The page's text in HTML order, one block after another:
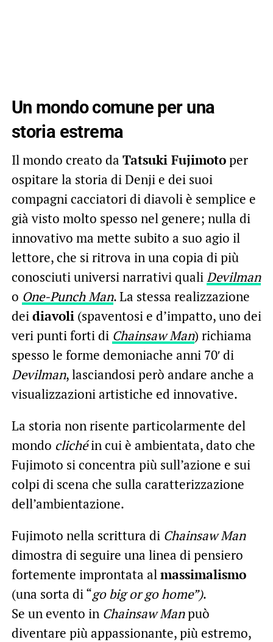
Un mondo comune per una
storia estrema
Il mondo creato da Tatsuki Fujimotoper
ospitare la storia di Denji e dei suoi
compagni cacciatori di diavoli è semplice e
già visto molto spesso nel genere; nulla di
innovativo ma mette subito a suo agio il
lettore, che si ritrova in una copia di più
conosciuti universi narrativi qualiDevilman
o One-Punch Man. La stessa realizzazione
deidiavoli(spaventosi e d’impatto, uno dei
veri punti forti di Chainsaw Man) richiama
spesso le forme demoniache anni 70′ di
Devilman, lasciandosi però andare anche a
visualizzazioni artistiche ed innovative.
La storia non risente particolarmente del
mondo clichéin cui è ambientata, dato che
Fujimoto si concentra più sull’azione e sui
colpi di scena che sulla caratterizzazione
dell’ambientazione.
Fujimoto nella scrittura di Chainsaw Man
dimostra di seguire una linea di pensiero
fortemente improntata almassimalismo
(una sorta di “go big or go home”).
Se un evento in Chainsaw Manpuò
diventare più appassionante, più estremo,